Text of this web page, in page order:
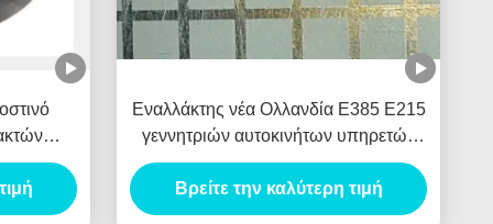
Εναλλάκτης νέα Ολλανδία E385 E215
γεννητριών αυτοκινήτων υπηρετών
βαλβίδων SPG κλειδαριών για HINO
J05E VH900126122A
Βρείτε την καλύτερη τιμή